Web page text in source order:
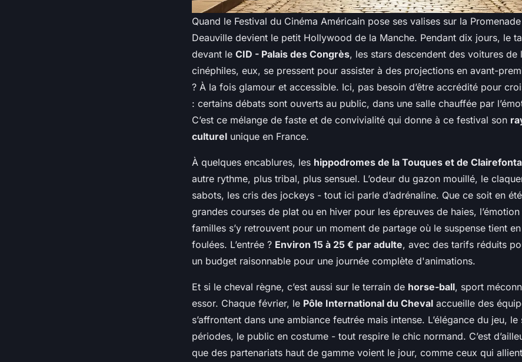
Quand le Festival du Cinéma Américain pose ses valises sur la
Deauville devient le petit Hollywood de la Manche. Pendant dix jours, le
devant le CID - Palais des Congrès, les stars descendent des voitures de
cinéphiles, eux, se pressent pour assister à des projections en avant-
? À la fois glamour et accessible. Ici, pas besoin d’être accrédité pour
: certains débats sont ouverts au public, dans une salle chauffée par
C’est ce mélange de faste et de convivialité qui donne à ce festival son
culturel unique en France.
À quelques encablures, les hippodromes de la Touques et de
autre rythme, plus tribal, plus sensuel. L’odeur du gazon mouillé, le
sabots, les cris des jockeys - tout ici parle d’adrénaline. Que ce soit en
grandes courses de plat ou en hiver pour les épreuves de haies,
familles s’y retrouvent pour un moment de partage où le suspense tient
foulées. L’entrée ? Environ 15 à 25 € par adulte, avec des tarifs réduits
un budget raisonnable pour une journée complète d'animations.
Et si le cheval règne, c’est aussi sur le terrain de horse-ball, sport
essor. Chaque février, le Pôle International du Cheval accueille des
s’affrontent dans une ambiance feutrée mais intense. L’élégance du jeu,
périodes, le public en costume - tout respire le chic normand. C’est
que des partenariats haut de gamme voient le jour, comme ceux qui